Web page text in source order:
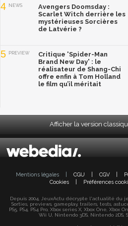
4 NEWS
Avengers Doomsday :
Scarlet Witch derrière les
mystérieuses Sorcières
de Latvérie ?
5 PREVIEW
Critique 'Spider-Man
Brand New Day' : le
réalisateur de Shang-Chi
offre enfin à Tom Holland
le film qu’il méritait
Afficher la version
Mentions légales CGU CGV
Cookies
Préférences
Depuis 2004, JeuxActu décrypte l'actualité du
Sorties, previews, gameplay, trailers, tests,
PS5, PS4, PS4 Pro, Xbox series X, Xbox One, Xbox
Wii U, Nintendo 3DS, Nintendo 2DS,